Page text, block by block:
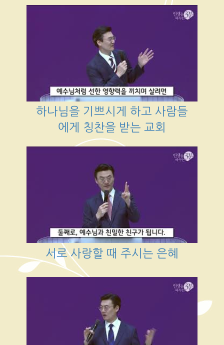
하나님을 기쁘시게 하고 사람들
에게 칭찬을 받는 교회
서로 사랑할 때 주시는 은혜